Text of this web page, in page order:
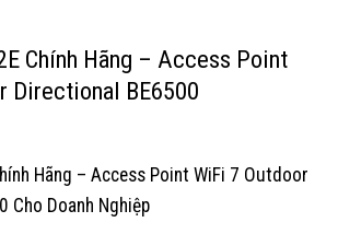
Chính Hãng – Access Point
Directional BE6500
Hãng – Access Point WiFi 7 Outdoor
Cho Doanh Nghiệp